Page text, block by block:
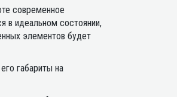
современное
в идеальном состоянии,
элементов будет
габариты на